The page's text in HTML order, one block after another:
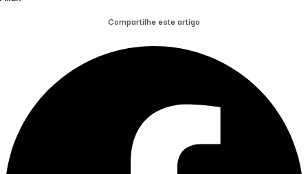
Compartilhe este artigo